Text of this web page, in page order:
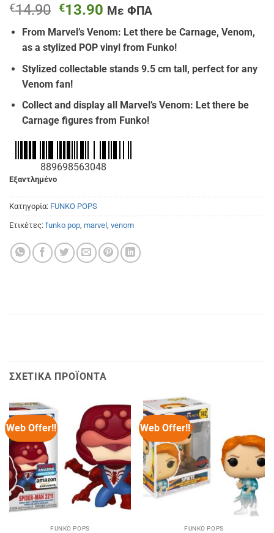
€14.90 Original
price
was:
€14.90.
€13.90 Η
τρέχουσα
τιμή
είναι:
€13.90.
Με ΦΠΑ
From Marvel’s Venom: Let there be Carnage, Venom,
as a stylized POP vinyl from Funko!
Stylized collectable stands 9.5 cm tall, perfect for any
Venom fan!
Collect and display all Marvel’s Venom: Let there be
Carnage figures from Funko!
889698563048
Εξαντλημένο
Κατηγορία: FUNKO POPS
Ετικέτες: funko pop, marvel , venom
ΣΧΕΤΙΚΆ ΠΡΟΪΌΝΤΑ
Web Offer!!
FUNKO POPS
Web Offer!!
FUNKO POPS